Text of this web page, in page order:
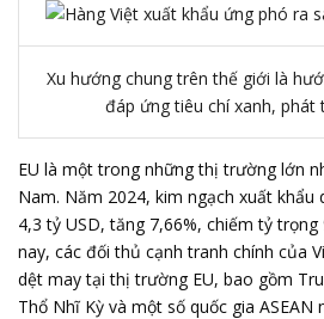
Xu hướng chung trên thế giới là
đáp ứng tiêu chí xanh, phát
EU là một trong những thị trường lớn
Nam. Năm 2024, kim ngạch xuất khẩu
4,3 tỷ USD, tăng 7,66%, chiếm tỷ trọng
nay, các đối thủ cạnh tranh chính của
dệt may tại thị trường EU, bao gồm
Thổ Nhĩ Kỳ và một số quốc gia ASEAN